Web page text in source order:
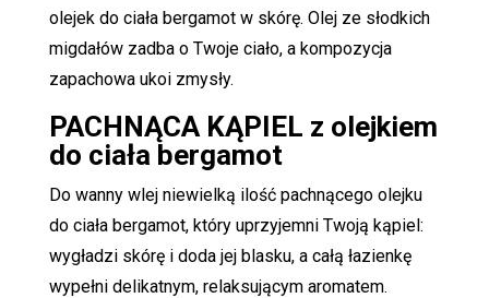
olejek do ciała bergamot w skórę. Olej ze słodkich
migdałów zadba o Twoje ciało, a kompozycja
zapachowa ukoi zmysły.
PACHNĄCA KĄPIEL z olejkiem
do ciała bergamot
Do wanny wlej niewielką ilość pachnącego olejku
do ciała bergamot, który uprzyjemni Twoją kąpiel:
wygładzi skórę i doda jej blasku, a całą łazienkę
wypełni delikatnym, relaksującym aromatem.